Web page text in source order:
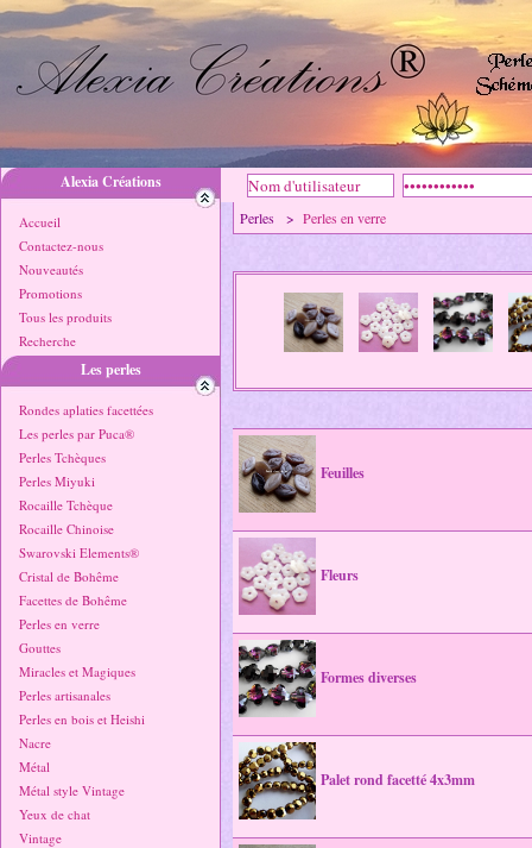
Alexia Créations
Accueil
Contactez-nous
Nouveautés
Promotions
Tous les produits
Recherche
Les perles
Rondes aplaties facettées
Les perles par Puca®
Perles Tchèques
Perles Miyuki
Rocaille Tchèque
Rocaille Chinoise
Swarovski Elements®
Cristal de Bohême
Facettes de Bohême
Perles en verre
Gouttes
Miracles et Magiques
Perles artisanales
Perles en bois et Heishi
Nacre
Métal
Métal style Vintage
Yeux de chat
Vintage
Perles > Perles en verre
Feuilles
Fleurs
Formes diverses
Palet rond facetté 4x3mm